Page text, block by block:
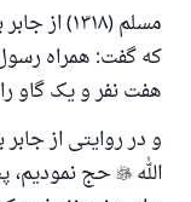
مسلم
که گفت: همراه رسول
هفت نفر و یک گاو
و در روایتی از
اللهحج نمودیم،